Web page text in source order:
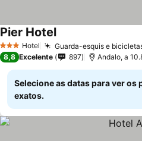
3 EstrelasHotel Guarda-esquis e
Pier HotelVer preços
8,8 Excelente 897 Andalo, a
Selecione as datas para ver os
exatos.